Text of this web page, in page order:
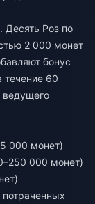
Десять Роз по
2 000 монет
бонус
течение 60
ведущего
000 монет)
000 монет)